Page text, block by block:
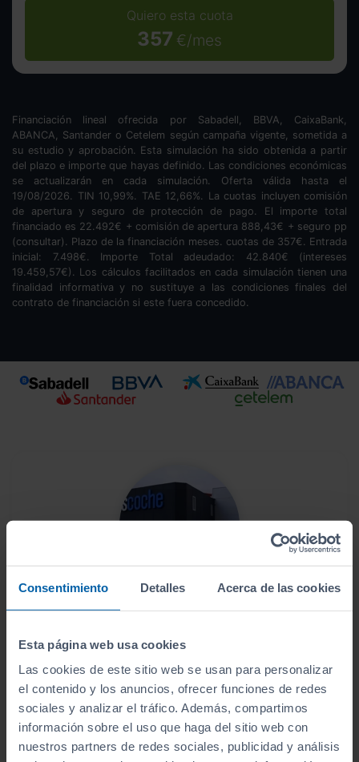
Consentimiento Detalles Acerca de las cookies
Esta página web usa cookies
Las cookies de este sitio web se usan para personalizar
el contenido y los anuncios, ofrecer funciones de redes
sociales y analizar el tráfico. Además, compartimos
información sobre el uso que haga del sitio web con
nuestros partners de redes sociales, publicidad y análisis
Quiero esta cuota
357 €/mes
Financiación lineal ofrecida por Sabadell, BBVA, CaixaBank,
ABANCA, Santander o Cetelem según campaña vigente, sometida a
su estudio y aprobación. Esta simulación ha sido obtenida a partir
del plazo e importe que hayas definido. Las condiciones económicas
se actualizarán en cada simulación. Oferta válida hasta el
19/08/2026. TIN 10,99%. TAE 12,66%. La cuotas incluyen comisión
de apertura y seguro de protección de pago. El importe total
financiado es 22.492€ + comisión de apertura 888,43€ + seguro pp
(consultar). Plazo de la financiación meses. cuotas de 357€. Entrada
inicial: 7.498€. Importe Total adeudado: 42.840€ (intereses
19.459,57€). Los cálculos facilitados en cada simulación tienen una
finalidad informativa y no sustituye a las condiciones finales del
contrato de financiación si este fuera concedido.
Este vehículo se encuentra en:
Ver localización y horarios
Ver vehículos del concesionario